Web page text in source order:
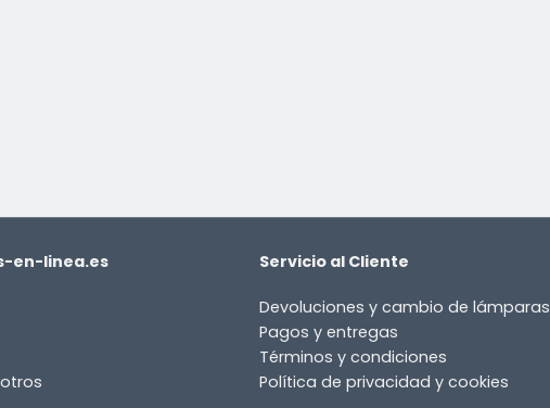
en-linea.es Servicio al Cliente
Devoluciones y cambio de lámparas
Pagos y entregas
Términos y condiciones
Política de privacidad y cookies